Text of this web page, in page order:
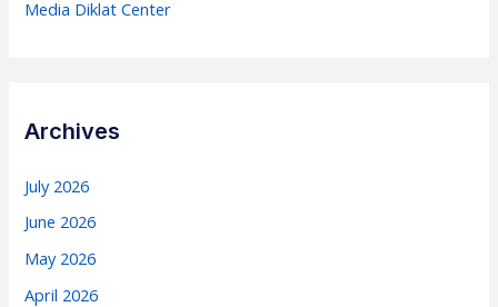
Media Diklat Center
Archives
July 2026
June 2026
May 2026
April 2026